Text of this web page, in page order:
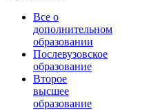
Все о
дополнительном
образовании
Послевузовское
образование
Второе
высшее
образование